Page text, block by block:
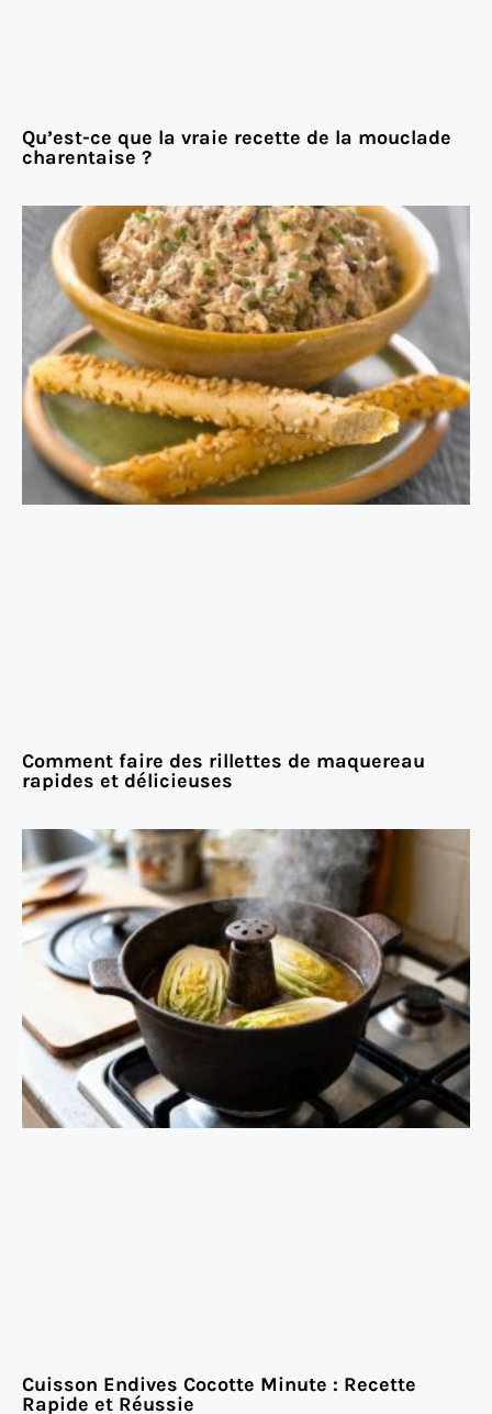
Qu’est-ce que la vraie recette de la mouclade
charentaise ?
Comment faire des rillettes de maquereau
rapides et délicieuses
Cuisson Endives Cocotte Minute : Recette
Rapide et Réussie